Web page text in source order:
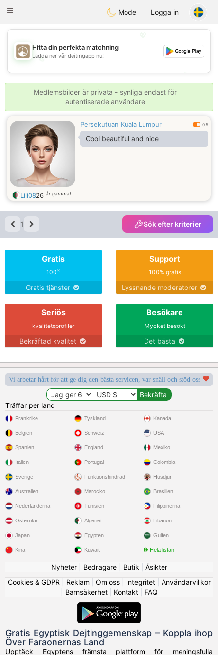
ahebik
Toggle
Mode Logga in
💖
💕
💕
Hitta din perfekta matchning
Ladda ner vår dejtingapp nu!
Medlemsbilder är privata - synliga endast för
autentiserade användare
Persekutuan Kuala Lumpur 0.5
Cool beautiful and nice
Lili0826 år gammal
1 Sök efter kriterier
Gratis
100%
Gratis tjänster
Support
100% gratis
Lyssnande moderatorer
Seriös
kvalitetsprofiler
Bekräftad kvalitet
Besökare
Mycket besökt
Det bästa
Vi arbetar hårt för att ge dig den bästa servicen, var snäll och stöd oss
Träffar per land
Frankrike
Belgien
Spanien
Italien
Sverige
Tyskland
Schweiz
England
Portugal
Funktionshindrad
Kanada
USA
Mexiko
Colombia
Husdjur
Australien
Nederländerna
Österrike
Japan
Kina
Marocko
Tunisien
Algeriet
Egypten
Kuwait
Brasilien
Filippinerna
Libanon
Gulfen
Hela listan
Nyheter| Bedragare| Butik
Åsikter
Cookies & GDPR
Reklam Om oss| Integritet| Användarvillkor
Barnsäkerhet| Kontakt| FAQ
Gratis Egyptisk Dejtinggemenskap – Koppla ihop
Över Faraonernas Land
Upptäck Egyptens främsta plattform för meningsfulla